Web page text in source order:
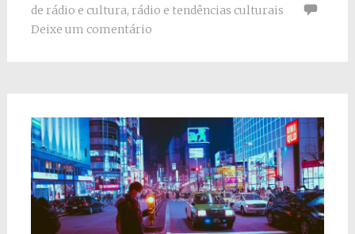
de rádio e cultura, rádio e tendências culturais
Deixe um comentário